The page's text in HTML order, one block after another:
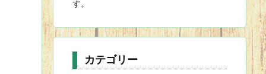
す。
カテゴリー